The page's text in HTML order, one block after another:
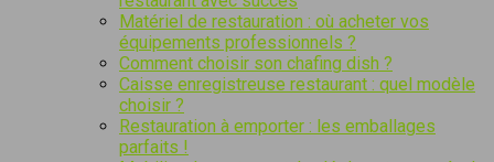
Matériel de restauration : où acheter vos
équipements professionnels ?
Comment choisir son chafing dish ?
Caisse enregistreuse restaurant : quel modèle
choisir ?
Restauration à emporter : les emballages
parfaits !